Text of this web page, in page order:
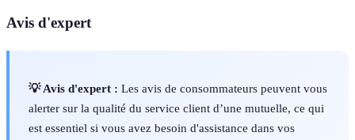
Avis d'expert
💡 Avis d'expert : Les avis de consommateurs peuvent vous
alerter sur la qualité du service client d’une mutuelle, ce qui
est essentiel si vous avez besoin d'assistance dans vos